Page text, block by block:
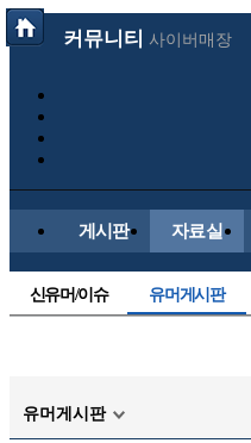
커뮤니티 사이버매장
게시판 자료실
신유머/이슈 유머게시판
트럭/버스
유머게시판